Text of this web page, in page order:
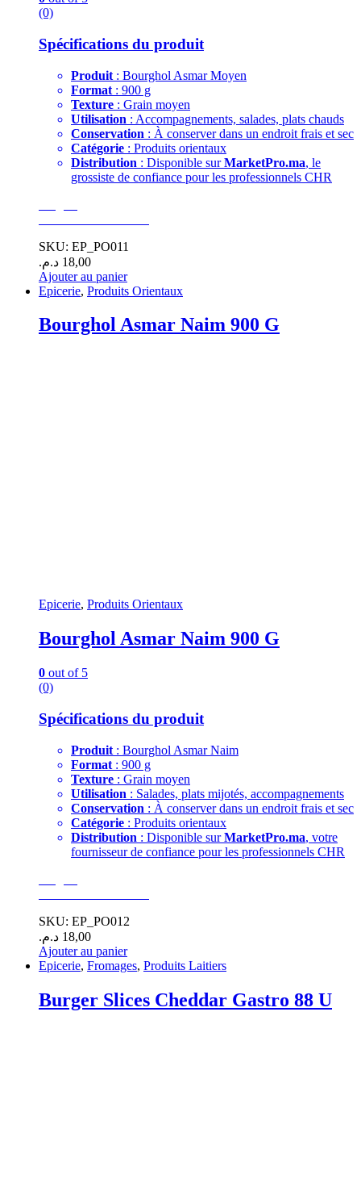
(0)
Spécifications du produit
Produit : Bourghol Asmar Moyen
Format : 900 g
Texture : Grain moyen
Utilisation : Accompagnements, salades, plats chauds
Conservation : À conserver dans un endroit frais et sec
Catégorie : Produits orientaux
Distribution : Disponible surMarketPro.ma, le
grossiste de confiance pour les professionnels CHR
SKU: EP_PO011
18,00 د.م.
Ajouter au panier
Epicerie, Produits Orientaux
Bourghol Asmar Naim 900 G
Epicerie, Produits Orientaux
Bourghol Asmar Naim 900 G
0 out of 5
(0)
Spécifications du produit
Produit : Bourghol Asmar Naim
Format : 900 g
Texture : Grain moyen
Utilisation : Salades, plats mijotés, accompagnements
Conservation : À conserver dans un endroit frais et sec
Catégorie : Produits orientaux
Distribution : Disponible surMarketPro.ma, votre
fournisseur de confiance pour les professionnels CHR
SKU: EP_PO012
18,00 د.م.
Ajouter au panier
Epicerie, Fromages, Produits Laitiers
Burger Slices Cheddar Gastro 88 U